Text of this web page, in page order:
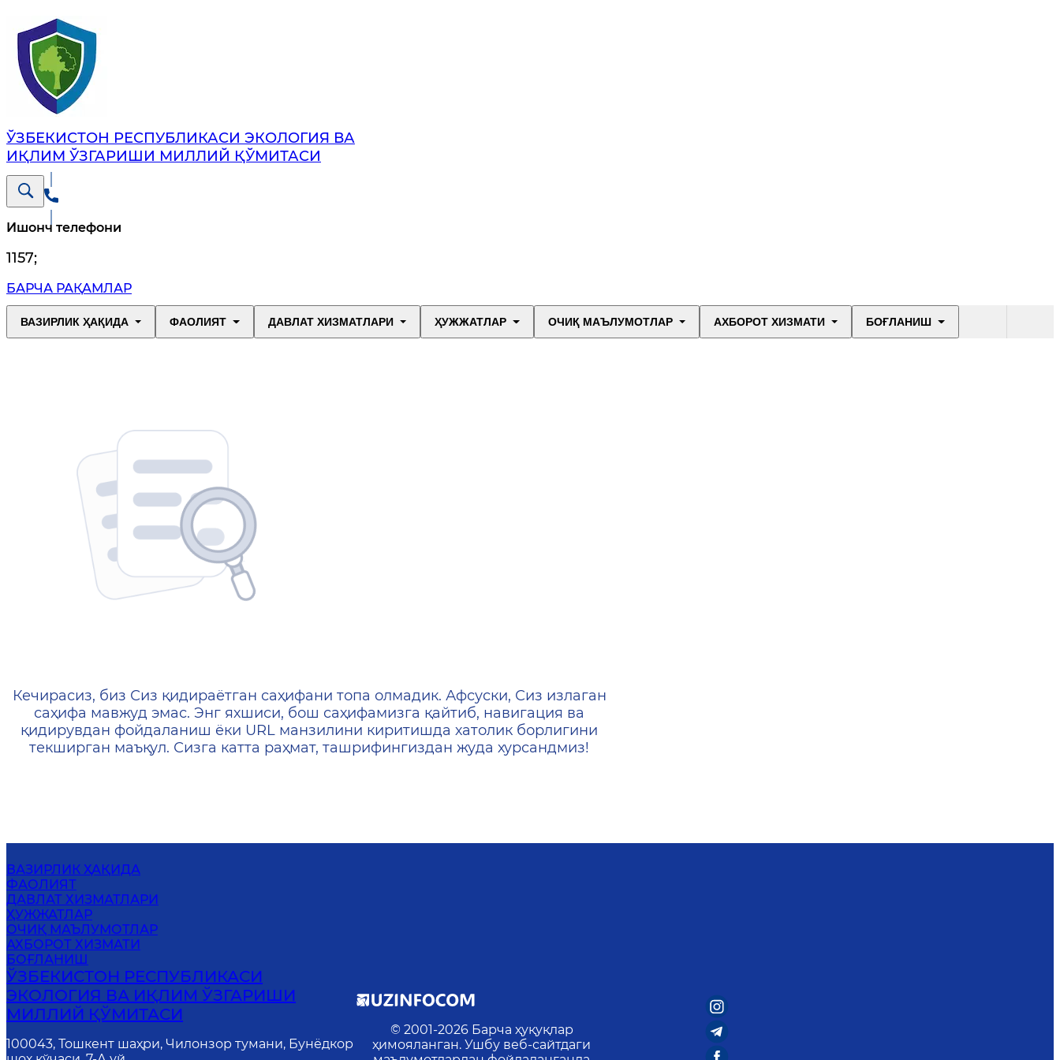
ЎЗБЕКИСТОН РЕСПУБЛИКАСИ ЭКОЛОГИЯ ВА
ИҚЛИМ ЎЗГАРИШИ МИЛЛИЙ ҚЎМИТАСИ
Ишонч телефони
1157;
БАРЧА РАҚАМЛАР
ВАЗИРЛИК ҲАҚИДА ФАОЛИЯТ ДАВЛАТ ХИЗМАТЛАРИ ҲУЖЖАТЛАР ОЧИҚ МАЪЛУМОТЛАР АХБОРОТ ХИЗМАТИ БОҒЛАНИШ
404 — Страница не найдена
Кечирасиз, биз Сиз қидираётган саҳифани топа олмадик. Афсуски, Сиз излаган
саҳифа мавжуд эмас. Энг яхшиси, бош саҳифамизга қайтиб, навигация ва
қидирувдан фойдаланиш ёки URL манзилини киритишда хатолик борлигини
текширган маъқул. Сизга катта раҳмат, ташрифингиздан жуда хурсандмиз!
ВАЗИРЛИК ҲАҚИДА
ФАОЛИЯТ
ДАВЛАТ ХИЗМАТЛАРИ
ҲУЖЖАТЛАР
ОЧИҚ МАЪЛУМОТЛАР
АХБОРОТ ХИЗМАТИ
БОҒЛАНИШ
ЎЗБЕКИСТОН РЕСПУБЛИКАСИ
ЭКОЛОГИЯ ВА ИҚЛИМ ЎЗГАРИШИ
МИЛЛИЙ ҚЎМИТАСИ
100043, Тошкент шаҳри, Чилонзор тумани, Бунёдкор
© 2001-2026 Барча ҳуқуқлар
ҳимояланган. Ушбу веб-сайтдаги